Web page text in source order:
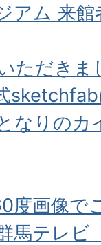
アム 来
ただきま
なりの
度画像で
馬テレ